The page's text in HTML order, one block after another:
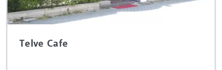
Telve Cafe